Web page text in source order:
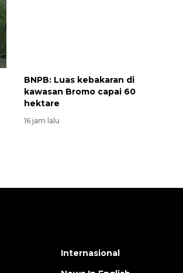
BNPB: Luas kebakaran di
kawasan Bromo capai 60
hektare
16 jam lalu
Internasional